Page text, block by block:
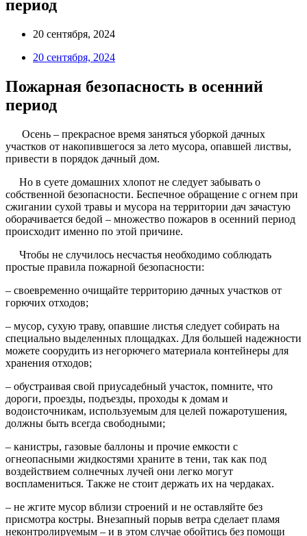
период
20 сентября, 2024
20 сентября, 2024
Пожарная безопасность в осенний
период
Осень – прекрасное время заняться уборкой дачных
участков от накопившегося за лето мусора, опавшей листвы,
привести в порядок дачный дом.
Но в суете домашних хлопот не следует забывать о
собственной безопасности. Беспечное обращение с огнем при
сжигании сухой травы и мусора на территории дач зачастую
оборачивается бедой – множество пожаров в осенний период
происходит именно по этой причине.
Чтобы не случилось несчастья необходимо соблюдать
простые правила пожарной безопасности:
– своевременно очищайте территорию дачных участков от
горючих отходов;
– мусор, сухую траву, опавшие листья следует собирать на
специально выделенных площадках. Для большей надежности
можете соорудить из негорючего материала контейнеры для
хранения отходов;
– обустраивая свой приусадебный участок, помните, что
дороги, проезды, подъезды, проходы к домам и
водоисточникам, используемым для целей пожаротушения,
должны быть всегда свободными;
– канистры, газовые баллоны и прочие емкости с
огнеопасными жидкостями храните в тени, так как под
воздействием солнечных лучей они легко могут
воспламениться. Также не стоит держать их на чердаках.
– не жгите мусор вблизи строений и не оставляйте без
присмотра костры. Внезапный порыв ветра сделает пламя
неконтролируемым – и в этом случае обойтись без помощи